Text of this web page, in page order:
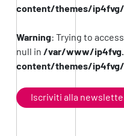
content/themes/
Warning: Trying to
null in /var/www/
content/themes/
Iscriviti alla